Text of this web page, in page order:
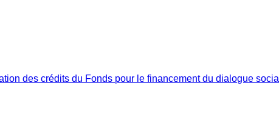
des crédits du Fonds pour le financement du dialogue social